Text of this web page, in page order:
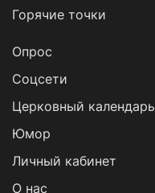
Горячие точки
Опрос
Cоцсети
Церковный календарь
Юмор
Личный кабинет
О нас